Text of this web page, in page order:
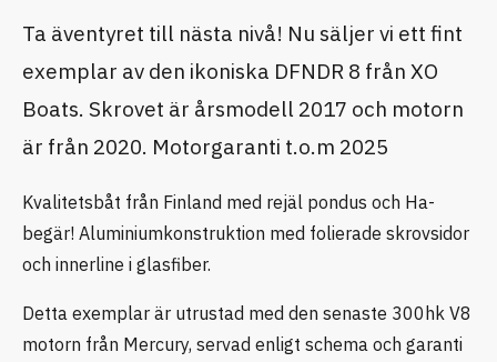
Ta äventyret till nästa nivå! Nu säljer vi ett fint
exemplar av den ikoniska DFNDR 8 från XO
Boats. Skrovet är årsmodell 2017 och motorn
är från 2020. Motorgaranti t.o.m 2025
Kvalitetsbåt från Finland med rejäl pondus och Ha-
begär! Aluminiumkonstruktion med folierade skrovsidor
och innerline i glasfiber.
Detta exemplar är utrustad med den senaste 300hk V8
motorn från Mercury, servad enligt schema och garanti